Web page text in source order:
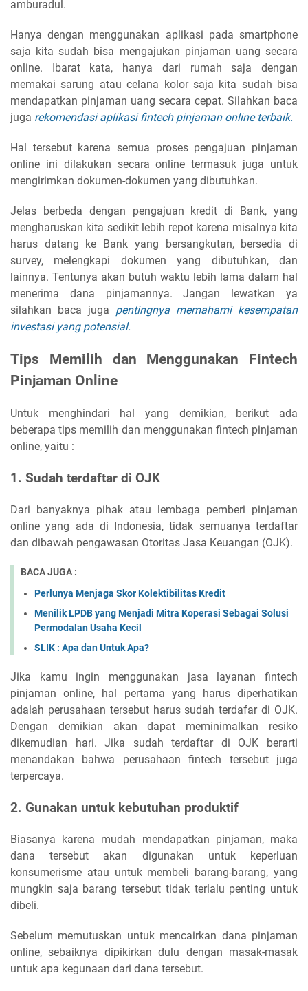
amburadul.
Hanya dengan menggunakan aplikasi pada smartphone
saja kita sudah bisa mengajukan pinjaman uang secara
online. Ibarat kata, hanya dari rumah saja dengan
memakai sarung atau celana kolor saja kita sudah bisa
mendapatkan pinjaman uang secara cepat. Silahkan baca
juga rekomendasi aplikasi fintech pinjaman online terbaik.
Hal tersebut karena semua proses pengajuan pinjaman
online ini dilakukan secara online termasuk juga untuk
mengirimkan dokumen-dokumen yang dibutuhkan.
Jelas berbeda dengan pengajuan kredit di Bank, yang
mengharuskan kita sedikit lebih repot karena misalnya kita
harus datang ke Bank yang bersangkutan, bersedia di
survey, melengkapi dokumen yang dibutuhkan, dan
lainnya. Tentunya akan butuh waktu lebih lama dalam hal
menerima dana pinjamannya. Jangan lewatkan ya
silahkan baca juga pentingnya memahami kesempatan
investasi yang potensial.
Tips Memilih dan Menggunakan Fintech
Pinjaman Online
Untuk menghindari hal yang demikian, berikut ada
beberapa tips memilih dan menggunakan fintech pinjaman
online, yaitu :
1. Sudah terdaftar di OJK
Dari banyaknya pihak atau lembaga pemberi pinjaman
online yang ada di Indonesia, tidak semuanya terdaftar
dan dibawah pengawasan Otoritas Jasa Keuangan (OJK).
BACA JUGA :
Perlunya Menjaga Skor Kolektibilitas Kredit
Menilik LPDB yang Menjadi Mitra Koperasi Sebagai Solusi
Permodalan Usaha Kecil
SLIK : Apa dan Untuk Apa?
Jika kamu ingin menggunakan jasa layanan fintech
pinjaman online, hal pertama yang harus diperhatikan
adalah perusahaan tersebut harus sudah terdafar di OJK.
Dengan demikian akan dapat meminimalkan resiko
dikemudian hari. Jika sudah terdaftar di OJK berarti
menandakan bahwa perusahaan fintech tersebut juga
terpercaya.
2. Gunakan untuk kebutuhan produktif
Biasanya karena mudah mendapatkan pinjaman, maka
dana tersebut akan digunakan untuk keperluan
konsumerisme atau untuk membeli barang-barang, yang
mungkin saja barang tersebut tidak terlalu penting untuk
dibeli.
Sebelum memutuskan untuk mencairkan dana pinjaman
online, sebaiknya dipikirkan dulu dengan masak-masak
untuk apa kegunaan dari dana tersebut.